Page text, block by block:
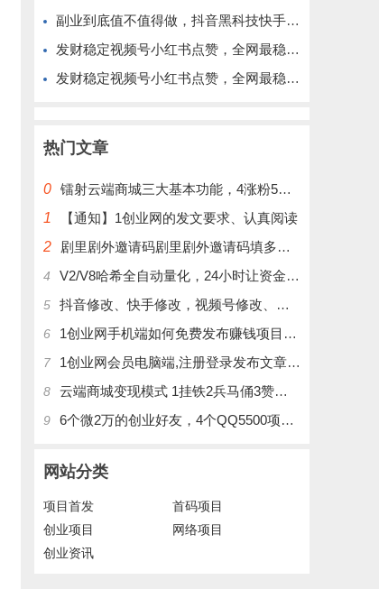
副业到底值不值得做，抖音黑科技快手上人涨粉云端商城真能逆袭赚钱
发财稳定视频号小红书点赞，全网最稳定绿色的项目，完美来拉新
发财稳定视频号小红书点赞，全网最稳定绿色的项目，完全自动了
热门文章
0 镭射云端商城三大基本功能，4涨粉5涨播放量6挂铁，为你揭开真实的面纱!
1
【通知】1创业网的发文要求、认真阅读
2
剧里剧外邀请码剧里剧外邀请码填多少呢？
4 V2/V8哈希全自动量化，24小时让资金为你打工！
5 抖音修改、快手修改，视频号修改、大屏修改|橱窗修改|抖店修改|、招代理可单独购买
6 1创业网手机端如何免费发布赚钱项目文章
7 1创业网会员电脑端,注册登录发布文章,操作介绍
8 云端商城变现模式 1挂铁2兵马俑3赞刷4涨粉，带你玩.赚风口项日
9 6个微2万的创业好友，4个QQ5500项目好友，QQ每天在线人数2400人、承接朋友圈广告投放
网站分类
项目首发
首码项目
创业项目
网络项目
创业资讯